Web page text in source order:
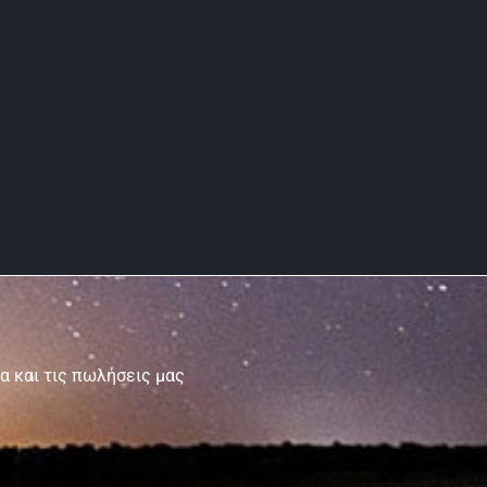
και τις πωλήσεις μας